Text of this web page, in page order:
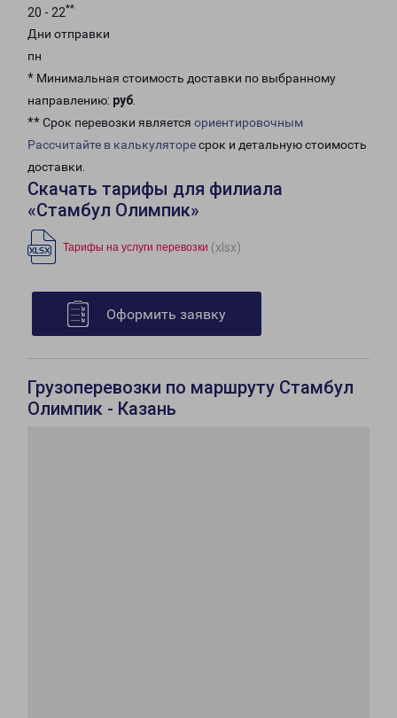
20 - 22**
Дни отправки
пн
* Минимальная стоимость доставки по выбранному
направлению: руб.
** Срок перевозки является ориентировочным
Рассчитайте в калькуляторесрок и детальную стоимость
доставки.
Скачать тарифы для филиала
«Стамбул Олимпик»
Тарифы на услуги перевозки (xlsx)
Оформить заявку
Грузоперевозки по маршруту Стамбул
Олимпик - Казань